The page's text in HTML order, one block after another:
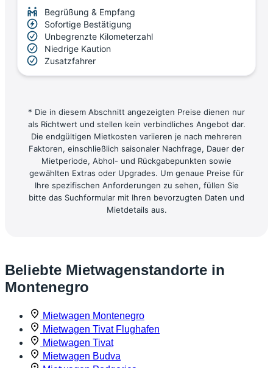
Begrüßung & Empfang
Sofortige Bestätigung
Unbegrenzte Kilometerzahl
Niedrige Kaution
Zusatzfahrer
* Die in diesem Abschnitt angezeigten Preise dienen nur
als Richtwert und stellen kein verbindliches Angebot dar.
Die endgültigen Mietkosten variieren je nach mehreren
Faktoren, einschließlich saisonaler Nachfrage, Dauer der
Mietperiode, Abhol- und Rückgabepunkten sowie
gewählten Extras oder Upgrades. Um genaue Preise für
Ihre spezifischen Anforderungen zu sehen, füllen Sie
bitte das Suchformular mit Ihren bevorzugten Daten und
Mietdetails aus.
Beliebte Mietwagenstandorte in
Montenegro
Mietwagen Montenegro
Mietwagen Tivat Flughafen
Mietwagen Tivat
Mietwagen Budva